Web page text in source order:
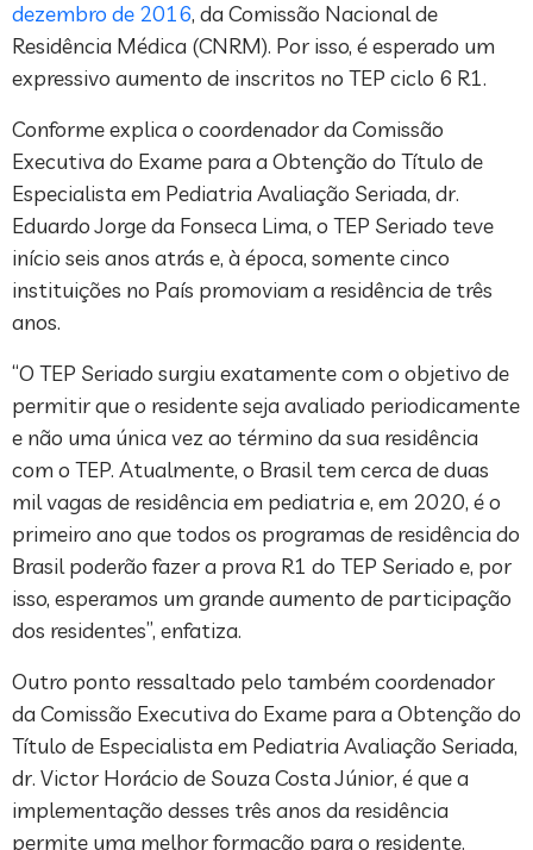
dezembro de 2016, da Comissão Nacional de
Residência Médica (CNRM). Por isso, é esperado um
expressivo aumento de inscritos no TEP ciclo 6 R1.
Conforme explica o coordenador da Comissão
Executiva do Exame para a Obtenção do Título de
Especialista em Pediatria Avaliação Seriada, dr.
Eduardo Jorge da Fonseca Lima, o TEP Seriado teve
início seis anos atrás e, à época, somente cinco
instituições no País promoviam a residência de três
anos.
“O TEP Seriado surgiu exatamente com o objetivo de
permitir que o residente seja avaliado periodicamente
e não uma única vez ao término da sua residência
com o TEP. Atualmente, o Brasil tem cerca de duas
mil vagas de residência em pediatria e, em 2020, é o
primeiro ano que todos os programas de residência do
Brasil poderão fazer a prova R1 do TEP Seriado e, por
isso, esperamos um grande aumento de participação
dos residentes”, enfatiza.
Outro ponto ressaltado pelo também coordenador
da Comissão Executiva do Exame para a Obtenção do
Título de Especialista em Pediatria Avaliação Seriada,
dr. Victor Horácio de Souza Costa Júnior, é que a
implementação desses três anos da residência
permite uma melhor formação para o residente.